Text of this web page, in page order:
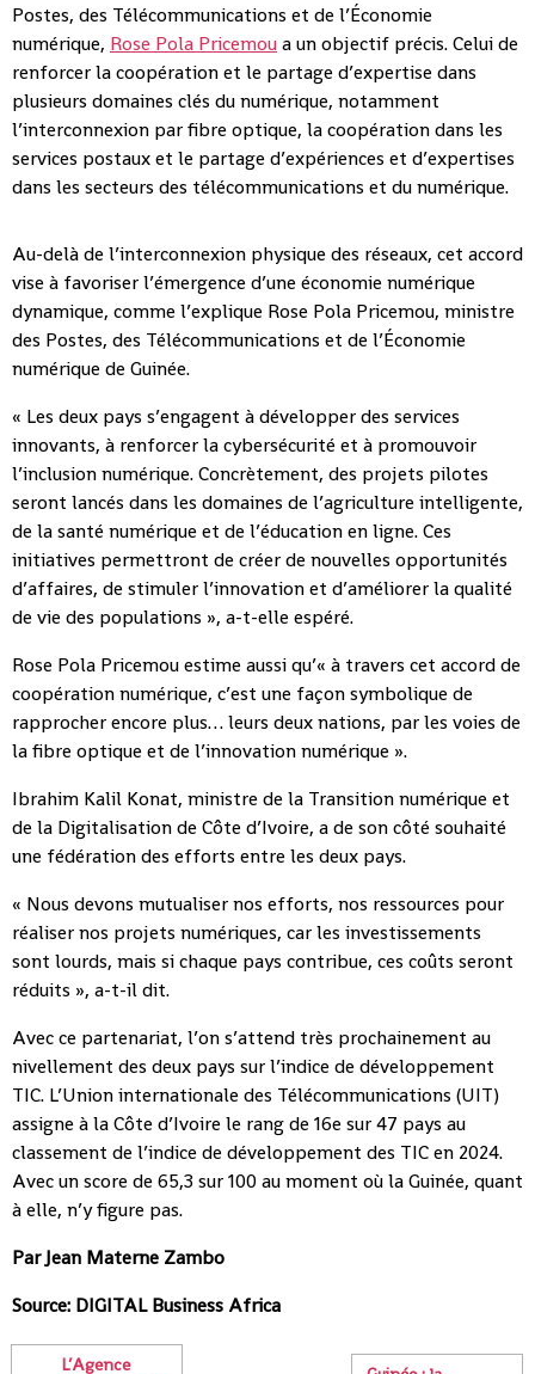
Postes, des Télécommunications et de l’Économie
numérique, Rose Pola Pricemoua un objectif précis. Celui de
renforcer la coopération et le partage d’expertise dans
plusieurs domaines clés du numérique, notamment
l’interconnexion par fibre optique, la coopération dans les
services postaux et le partage d’expériences et d’expertises
dans les secteurs des télécommunications et du numérique.
Au-delà de l’interconnexion physique des réseaux, cet accord
vise à favoriser l’émergence d’une économie numérique
dynamique, comme l’explique Rose Pola Pricemou, ministre
des Postes, des Télécommunications et de l’Économie
numérique de Guinée.
« Les deux pays s’engagent à développer des services
innovants, à renforcer la cybersécurité et à promouvoir
l’inclusion numérique. Concrètement, des projets pilotes
seront lancés dans les domaines de l’agriculture intelligente,
de la santé numérique et de l’éducation en ligne. Ces
initiatives permettront de créer de nouvelles opportunités
d’affaires, de stimuler l’innovation et d’améliorer la qualité
de vie des populations », a-t-elle espéré.
Rose Pola Pricemou estime aussi qu’« à travers cet accord de
coopération numérique, c’est une façon symbolique de
rapprocher encore plus… leurs deux nations, par les voies de
la fibre optique et de l’innovation numérique ».
Ibrahim Kalil Konat, ministre de la Transition numérique et
de la Digitalisation de Côte d’Ivoire, a de son côté souhaité
une fédération des efforts entre les deux pays.
« Nous devons mutualiser nos efforts, nos ressources pour
réaliser nos projets numériques, car les investissements
sont lourds, mais si chaque pays contribue, ces coûts seront
réduits », a-t-il dit.
Avec ce partenariat, l’on s’attend très prochainement au
nivellement des deux pays sur l’indice de développement
TIC. L’Union internationale des Télécommunications (UIT)
assigne à la Côte d’Ivoire le rang de 16e sur 47 pays au
classement de l’indice de développement des TIC en 2024.
Avec un score de 65,3 sur 100 au moment où la Guinée, quant
à elle, n’y figure pas.
Par Jean Materne Zambo
Source: DIGITAL Business Africa
L’Agence